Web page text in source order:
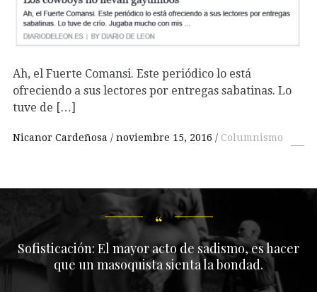
Ah, el Fuerte Comansi. Este periódico lo está
ofreciendo a sus lectores por entregas sabatinas. Lo
tuve de […]
Nicanor Cardeñosa noviembre 15, 2016 Columnismo
Sofisticación: El mayor acto de sadismo, es hacer
que un masoquista sienta la bondad.